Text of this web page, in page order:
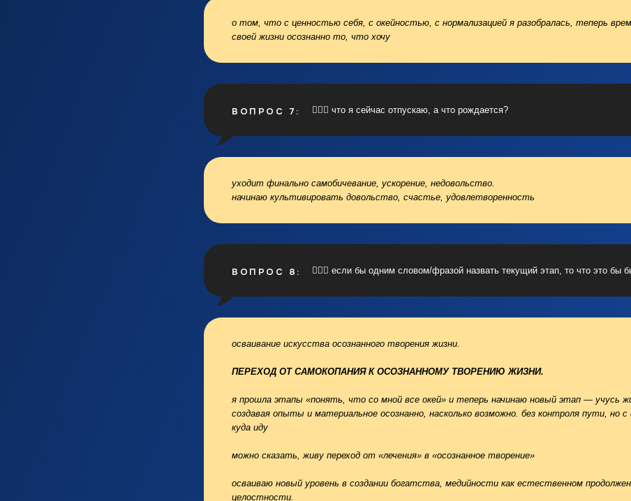
о том, что с ценностью себя, с окейностью, с нормализацией я разобралась, теперь
своей жизни осознанно то, что хочу
ВОПРОС 7: 🧘🏼‍♀️ что я сейчас отпускаю, а что рождается?
уходит финально самобичевание, ускорение, недовольство.
начинаю культивировать довольство, счастье, удовлетворенность
ВОПРОС 8: 🧘🏼‍♀️ если бы одним словом/фразой назвать текущий этап, то что это бы
осваивание искусства осознанного творения жизни.
ПЕРЕХОД ОТ САМОКОПАНИЯ К ОСОЗНАННОМУ ТВОРЕНИЮ ЖИЗНИ.
я прошла этапы «понять, что со мной все окей» и теперь начинаю новый этап — учусь
создавая опыты и материальное осознанно, насколько возможно. без контроля пути, но
куда иду
можно сказать, живу переход от «лечения» в «осознанное творение»
осваиваю новый уровень в создании богатства, медийности как естественном
целостности.